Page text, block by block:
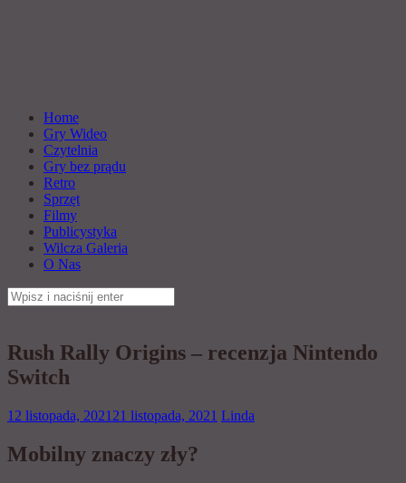
Home
Gry Wideo
Czytelnia
Gry bez prądu
Retro
Sprzęt
Filmy
Publicystyka
Wilcza Galeria
O Nas
Szukaj:
Rush Rally Origins – recenzja Nintendo
Switch
12 listopada, 2021 21 listopada, 2021 Linda
Mobilny znaczy zły?